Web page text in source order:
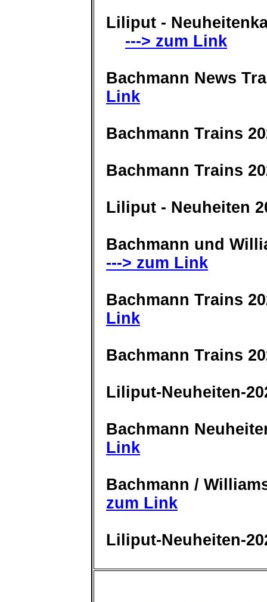
Liliput -
---> zum Link
Bachmann News
Link
Bachmann Trains
Bachmann Trains
Liliput - Neuheiten
Bachmann und
---> zum Link
Bachmann Trains
Link
Bachmann Trains
Liliput-Neuheiten-
Bachmann
Link
Bachmann /
zum Link
Liliput-Neuheiten-